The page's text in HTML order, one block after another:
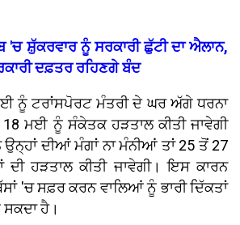
'ਚ ਸ਼ੁੱਕਰਵਾਰ ਨੂੰ ਸਰਕਾਰੀ ਛੁੱਟੀ ਦਾ ਐਲਾਨ,
ਦਫ਼ਤਰ ਰਹਿਣਗੇ ਬੰਦ
ਨੂੰ ਟਰਾਂਸਪੋਰਟ ਮੰਤਰੀ ਦੇ ਘਰ ਅੱਗੇ ਧਰਨਾ
18 ਮਈ ਨੂੰ ਸੰਕੇਤਕ ਹੜਤਾਲ ਕੀਤੀ ਜਾਵੇਗੀ
ਦੀਆਂ ਮੰਗਾਂ ਨਾ ਮੰਨੀਆਂ ਤਾਂ 25 ਤੋਂ 27
ਹੜਤਾਲ ਕੀਤੀ ਜਾਵੇਗੀ। ਇਸ ਕਾਰਨ
'ਚ ਸਫ਼ਰ ਕਰਨ ਵਾਲਿਆਂ ਨੂੰ ਭਾਰੀ ਦਿੱਕਤਾਂ
ਸਕਦਾ ਹੈ।